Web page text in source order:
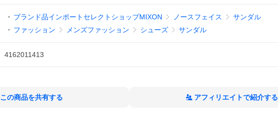
ブランド品インポートセレクトショップMIXON ノースフェイス
サンダル
ファッション
メンズファッション シューズ サンダル
4162011413
この商品を共有する アフィリエイトで紹介する